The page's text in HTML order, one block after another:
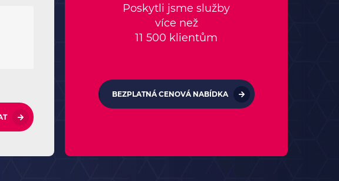
Poskytli jsme služby
více než
11 500 klientům
BEZPLATNÁ CENOVÁ NABÍDKA